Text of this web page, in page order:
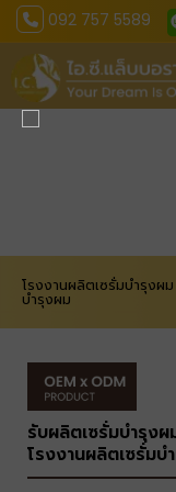
092 757 5589
โรงงานผลิตเซรั่มบำรุง
บำรุงผม
รับผลิตเซรั่มบำรุง
โรงงานผลิตเซรั่มบ